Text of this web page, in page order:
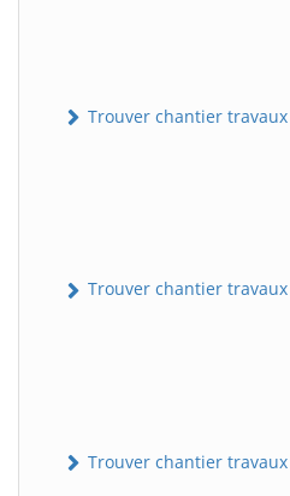
Trouver chantier travaux
Trouver chantier travaux
Trouver chantier